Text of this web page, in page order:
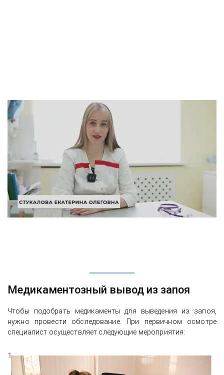
Медикаментозный вывод из запоя
Чтобы подобрать медикаменты для выведения из запоя,
нужно провести обследование. При первичном осмотре
специалист осуществляет следующие мероприятия: